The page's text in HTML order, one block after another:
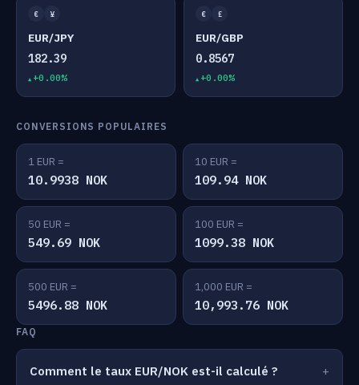
€ ¥
EUR/JPY
182.39
+0.00%
€ £
EUR/GBP
0.8567
+0.00%
CONVERSIONS POPULAIRES
1 EUR =
10.9938 NOK
10 EUR =
109.94 NOK
50 EUR =
549.69 NOK
100 EUR =
1099.38 NOK
500 EUR =
5496.88 NOK
1,000 EUR =
10,993.76 NOK
FAQ
Comment le taux EUR/NOK est-il calculé ?